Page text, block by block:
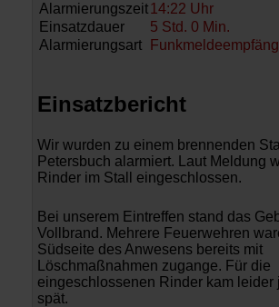
Alarmierungszeit 14:22 Uhr
Einsatzdauer
5 Std. 0 Min.
Alarmierungsart
Einsatzbericht
Wir wurden zu einem brennenden
Petersbuch alarmiert. Laut Meldung
Rinder im Stall eingeschlossen.
Bei unserem Eintreffen stand das
Vollbrand. Mehrere Feuerwehren
Südseite des Anwesens bereits mit
Löschmaßnahmen zugange. Für die
eingeschlossenen Rinder kam leider
spät.